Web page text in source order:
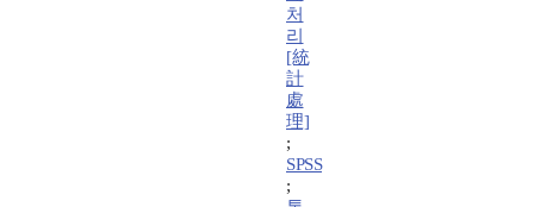
처
리
[統
計
處
理]
;
SPSS
;